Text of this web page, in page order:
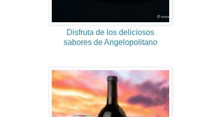
Disfruta de los deliciosos
sabores de Angelopolitano